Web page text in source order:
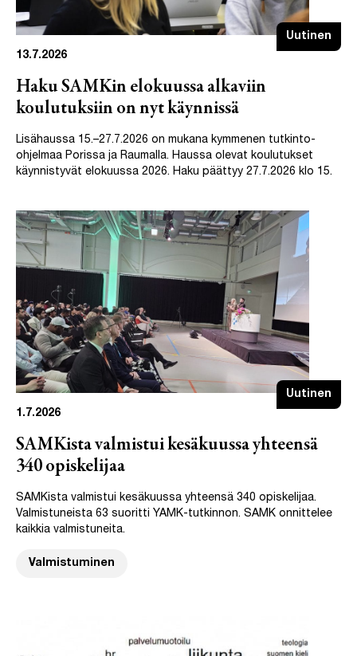
Uutinen
13.7.2026
Haku SAMKin elokuussa alkaviin
koulutuksiin on nyt käynnissä
Lisähaussa 15.–27.7.2026 on mukana kymmenen tutkinto-
ohjelmaa Porissa ja Raumalla. Haussa olevat koulutukset
käynnistyvät elokuussa 2026. Haku päättyy 27.7.2026 klo 15.
Uutinen
1.7.2026
SAMKista valmistui kesäkuussa yhteensä
340 opiskelijaa
SAMKista valmistui kesäkuussa yhteensä 340 opiskelijaa.
Valmistuneista 63 suoritti YAMK-tutkinnon. SAMK onnittelee
kaikkia valmistuneita.
Valmistuminen